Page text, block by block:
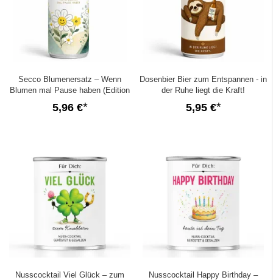
Secco Blumenersatz – Wenn
Blumen mal Pause haben (Edition
5,96 €
Dosenbier Bier zum Entspannen - in
der Ruhe liegt die Kraft!
5,95 €
Nusscocktail Viel Glück – zum
Nusscocktail Happy Birthday –